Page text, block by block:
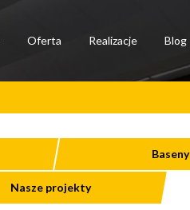
Oferta Realizacje Blog
Baseny
Nasze projekty